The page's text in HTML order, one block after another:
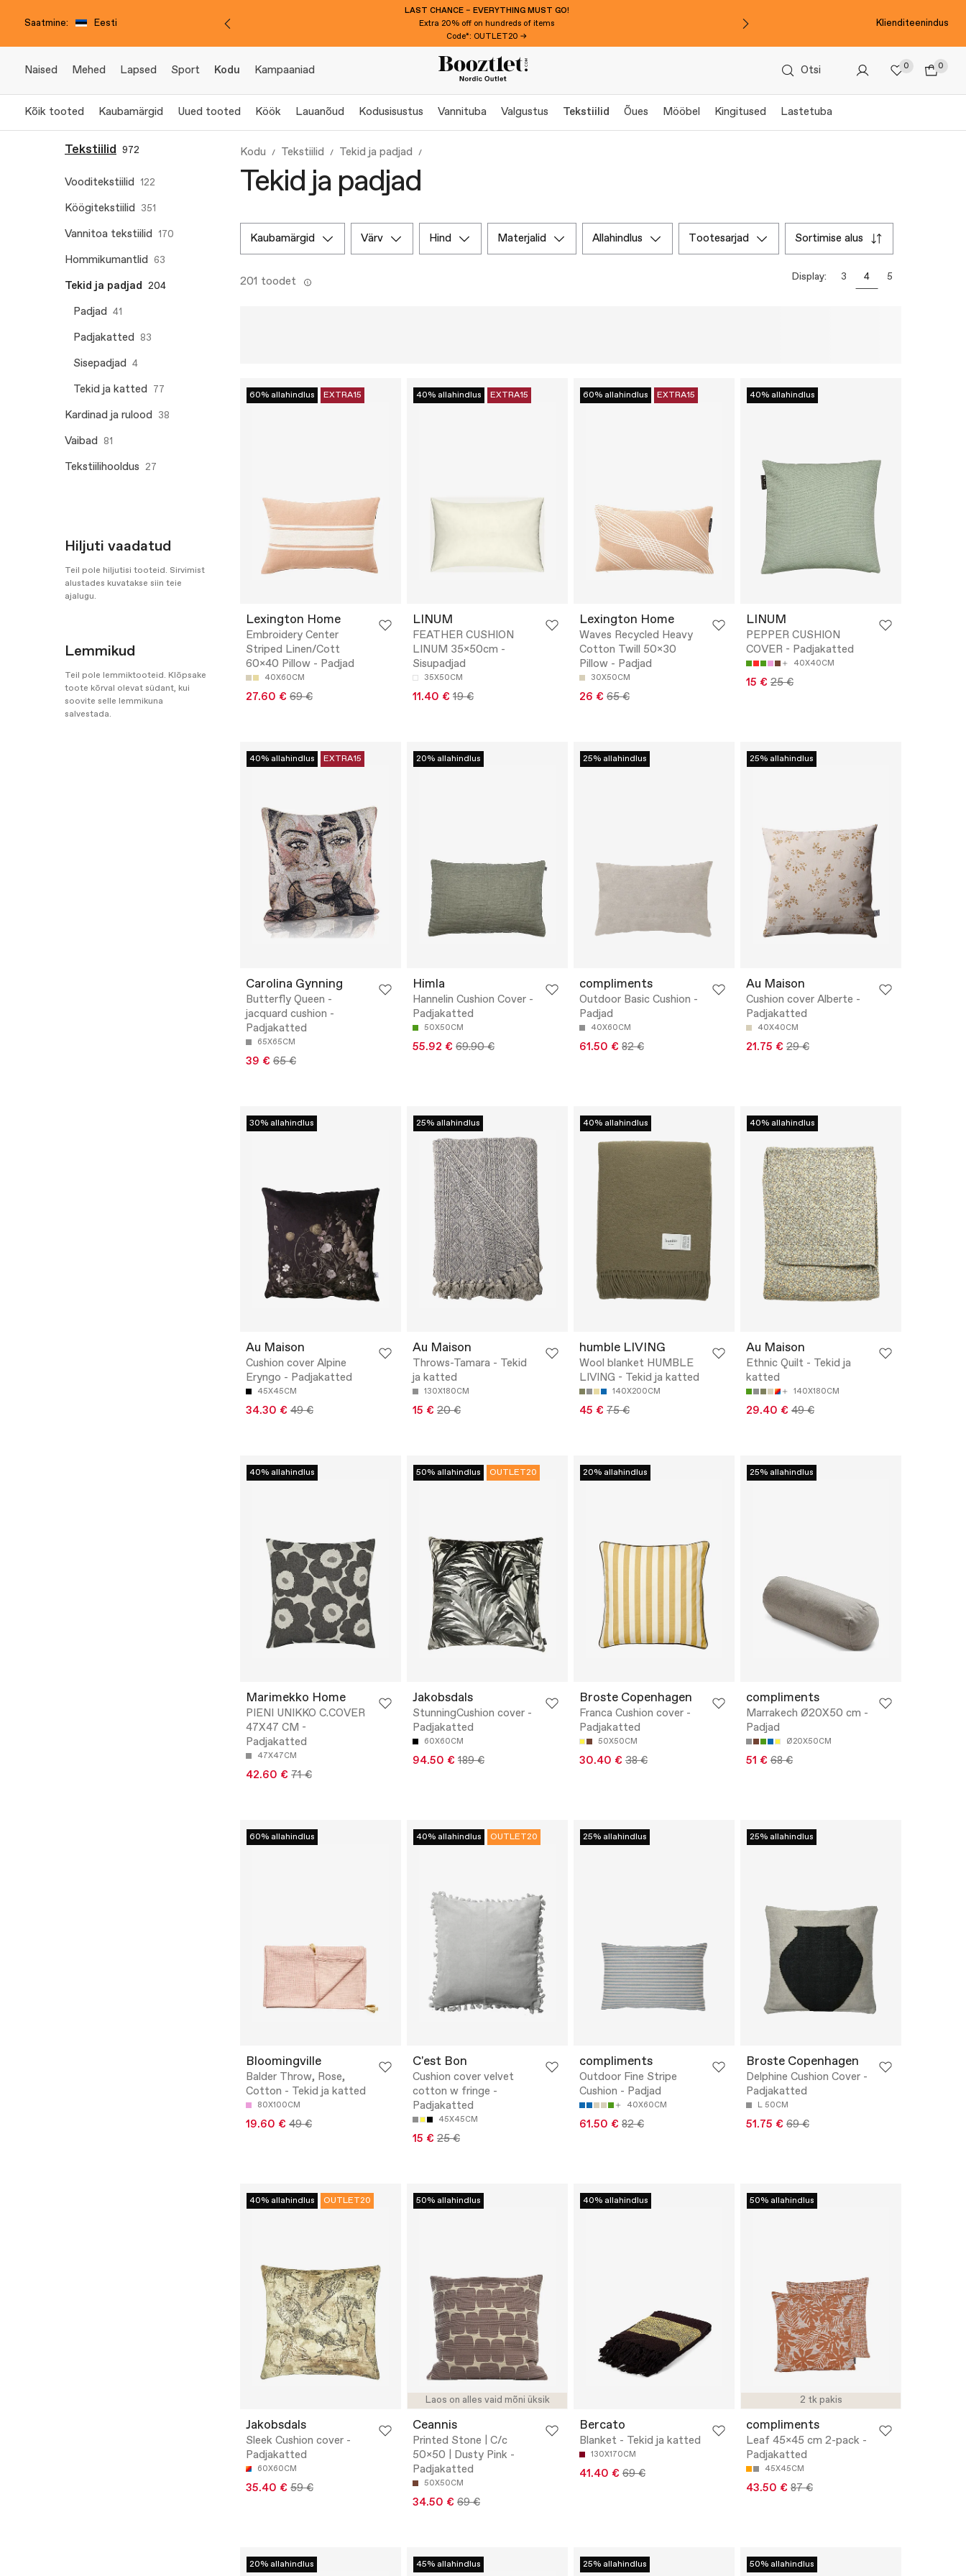
Saatmine: Eesti
LAST CHANCE – EVERYTHING MUST GO!
Extra 20% off on hundreds of items
Code*: OUTLET20 →
Klienditeenindus
Naised Mehed Lapsed Sport Kodu Kampaaniad Otsi 0 0
Kõik tooted Kaubamärgid Uued tooted Köök Lauanõud Kodusisustus Vannituba Valgustus Tekstiilid Õues Mööbel Kingitused Lastetuba
Tekstiilid 972
Vooditekstiilid 122
Köögitekstiilid 351
Vannitoa tekstiilid 170
Hommikumantlid 63
Tekid ja padjad 204
Padjad 41
Padjakatted 83
Sisepadjad 4
Tekid ja katted 77
Kardinad ja rulood 38
Vaibad 81
Tekstiilihooldus 27
Hiljuti vaadatud
Teil pole hiljutisi tooteid. Sirvimist
alustades kuvatakse siin teie
ajalugu.
Lemmikud
Teil pole lemmiktooteid. Klõpsake
toote kõrval olevat südant, kui
soovite selle lemmikuna
salvestada.
Kodu Tekstiilid Tekid ja padjad
Tekid ja padjad
kaubamärgid värv hind materjalid allahindlus tootesarjad sortimise alus
201 toodet Display: 3 4 5
60% allahindlus EXTRA15
Lexington Home
Embroidery Center
Striped Linen/Cott
60x40 Pillow - Padjad
40X60CM
27.60 € 69 €
40% allahindlus EXTRA15
LINUM
FEATHER CUSHION
LINUM 35x50cm -
Sisupadjad
35X50CM
11.40 € 19 €
60% allahindlus EXTRA15
Lexington Home
Waves Recycled Heavy
Cotton Twill 50x30
Pillow - Padjad
30X50CM
26 € 65 €
40% allahindlus
LINUM
PEPPER CUSHION
COVER - Padjakatted
40X40CM
15 € 25 €
40% allahindlus EXTRA15
Carolina Gynning
Butterfly Queen -
jacquard cushion -
Padjakatted
65X65CM
39 € 65 €
20% allahindlus
Himla
Hannelin Cushion Cover -
Padjakatted
50X50CM
55.92 € 69.90 €
25% allahindlus
compliments
Outdoor Basic Cushion -
Padjad
40X60CM
61.50 € 82 €
25% allahindlus
Au Maison
Cushion cover Alberte -
Padjakatted
40X40CM
21.75 € 29 €
30% allahindlus
Au Maison
Cushion cover Alpine
Eryngo - Padjakatted
45X45CM
34.30 € 49 €
25% allahindlus
Au Maison
Throws-Tamara - Tekid
ja katted
130X180CM
15 € 20 €
40% allahindlus
humble LIVING
Wool blanket HUMBLE
LIVING - Tekid ja katted
140X200CM
45 € 75 €
40% allahindlus
Au Maison
Ethnic Quilt - Tekid ja
katted
140X180CM
29.40 € 49 €
40% allahindlus
Marimekko Home
PIENI UNIKKO C.COVER
47X47 CM -
Padjakatted
47X47CM
42.60 € 71 €
50% allahindlus OUTLET20
Jakobsdals
StunningCushion cover -
Padjakatted
60X60CM
94.50 € 189 €
20% allahindlus
Broste Copenhagen
Franca Cushion cover -
Padjakatted
50X50CM
30.40 € 38 €
25% allahindlus
compliments
Marrakech Ø20X50 cm -
Padjad
Ø20X50CM
51 € 68 €
60% allahindlus
Bloomingville
Balder Throw, Rose,
Cotton - Tekid ja katted
80X100CM
19.60 € 49 €
40% allahindlus OUTLET20
C'est Bon
Cushion cover velvet
cotton w fringe -
Padjakatted
45X45CM
15 € 25 €
25% allahindlus
compliments
Outdoor Fine Stripe
Cushion - Padjad
40X60CM
61.50 € 82 €
25% allahindlus
Broste Copenhagen
Delphine Cushion Cover -
Padjakatted
L 50CM
51.75 € 69 €
40% allahindlus OUTLET20
Jakobsdals
Sleek Cushion cover -
Padjakatted
60X60CM
35.40 € 59 €
Laos on alles vaid mõni üksik
50% allahindlus
Ceannis
Printed Stone | C/c
50x50 | Dusty Pink -
Padjakatted
50X50CM
34.50 € 69 €
40% allahindlus
Bercato
Blanket - Tekid ja katted
130X170CM
41.40 € 69 €
2 tk pakis
50% allahindlus
compliments
Leaf 45x45 cm 2-pack -
Padjakatted
45X45CM
43.50 € 87 €
20% allahindlus 45% allahindlus 25% allahindlus 50% allahindlus